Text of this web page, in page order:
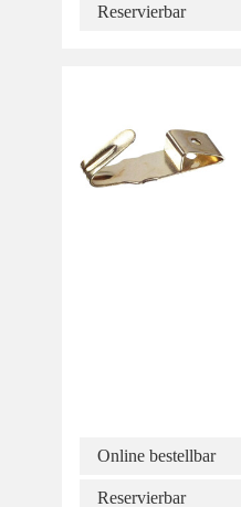
Reservierbar
Online bestellbar
Reservierbar